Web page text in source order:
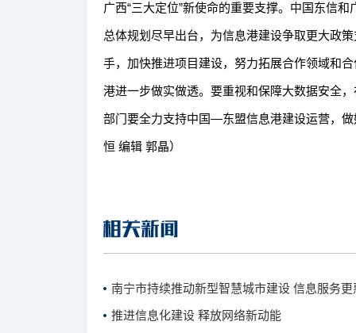
广西“三大定位”新使命的重要支撑。中国东信
总体规划尽早出台，为信息港建设争取更大政
手，加快推进项目建设，努力拓展合作领域和
港进一步做实做透。要重视和保障大数据安全
部门要全力支持中国—东盟信息港建设运营，
恒 编辑 郭晶）
南宁市持续推动新型智慧城市建设 信息服务更
推进信息化建设 释放网络新动能